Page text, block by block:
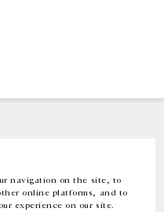
navigation on the site, to
online platforms, and to
experience on our site.